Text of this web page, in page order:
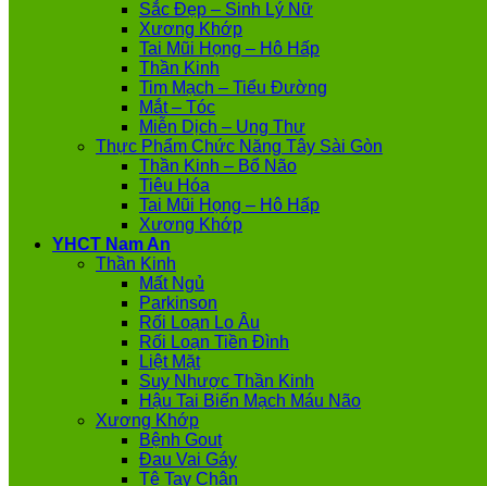
Sắc Đẹp – Sinh Lý Nữ
Xương Khớp
Tai Mũi Họng – Hô Hấp
Thần Kinh
Tim Mạch – Tiểu Đường
Mắt – Tóc
Miễn Dịch – Ung Thư
Thực Phẩm Chức Năng Tây Sài Gòn
Thần Kinh – Bổ Não
Tiêu Hóa
Tai Mũi Họng – Hô Hấp
Xương Khớp
YHCT Nam An
Thần Kinh
Mất Ngủ
Parkinson
Rối Loạn Lo Âu
Rối Loạn Tiền Đình
Liệt Mặt
Suy Nhược Thần Kinh
Hậu Tai Biến Mạch Máu Não
Xương Khớp
Bệnh Gout
Đau Vai Gáy
Tê Tay Chân